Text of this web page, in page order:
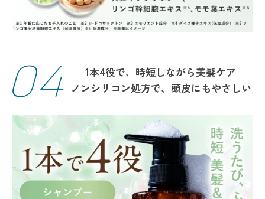
04 1本4役で、時短しながら美髪ケア
ノンシリコン処方で、頭皮にもやさしい